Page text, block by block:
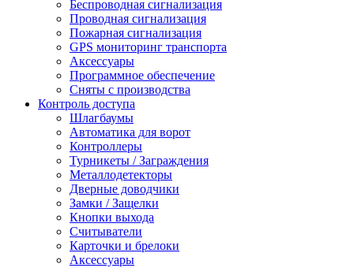
Беспроводная сигнализация
Проводная сигнализация
Пожарная сигнализация
GPS мониторинг транспорта
Аксессуары
Программное обеспечение
Сняты с производства
Контроль доступа
Шлагбаумы
Автоматика для ворот
Контроллеры
Турникеты / Заграждения
Металлодетекторы
Дверные доводчики
Замки / Защелки
Кнопки выхода
Считыватели
Карточки и брелоки
Аксессуары